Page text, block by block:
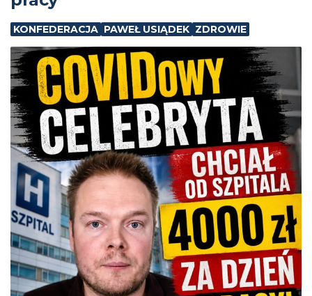
KONFEDERACJA PAWEŁ USIĄDEK ZDROWIE